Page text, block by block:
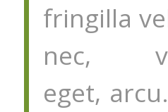
fringilla
nec,
eget,